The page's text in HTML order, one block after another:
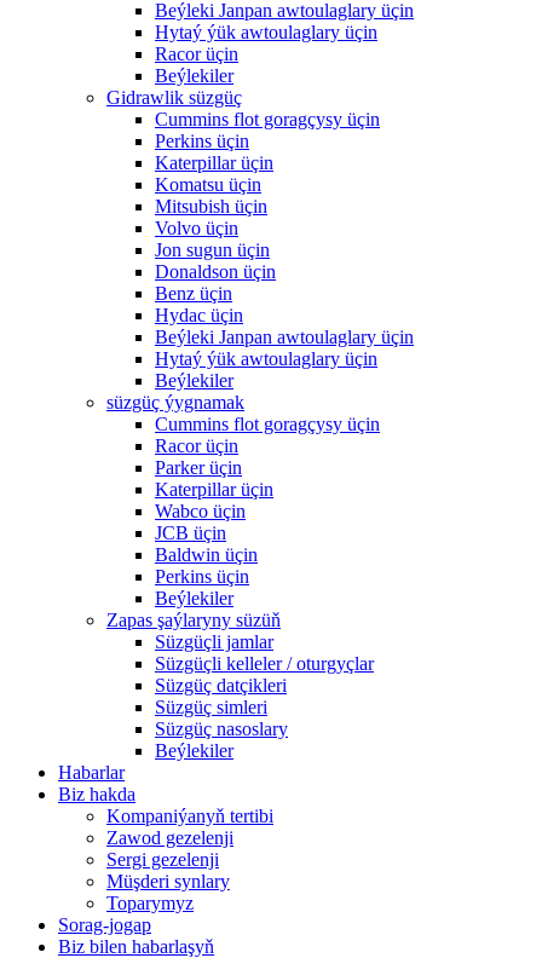
Beýleki Janpan awtoulaglary üçin
Hytaý ýük awtoulaglary üçin
Racor üçin
Beýlekiler
Gidrawlik süzgüç
Cummins flot goragçysy üçin
Perkins üçin
Katerpillar üçin
Komatsu üçin
Mitsubish üçin
Volvo üçin
Jon sugun üçin
Donaldson üçin
Benz üçin
Hydac üçin
Beýleki Janpan awtoulaglary üçin
Hytaý ýük awtoulaglary üçin
Beýlekiler
süzgüç ýygnamak
Cummins flot goragçysy üçin
Racor üçin
Parker üçin
Katerpillar üçin
Wabco üçin
JCB üçin
Baldwin üçin
Perkins üçin
Beýlekiler
Zapas şaýlaryny süzüň
Süzgüçli jamlar
Süzgüçli kelleler / oturgyçlar
Süzgüç datçikleri
Süzgüç simleri
Süzgüç nasoslary
Beýlekiler
Habarlar
Biz hakda
Kompaniýanyň tertibi
Zawod gezelenji
Sergi gezelenji
Müşderi synlary
Toparymyz
Sorag-jogap
Biz bilen habarlaşyň